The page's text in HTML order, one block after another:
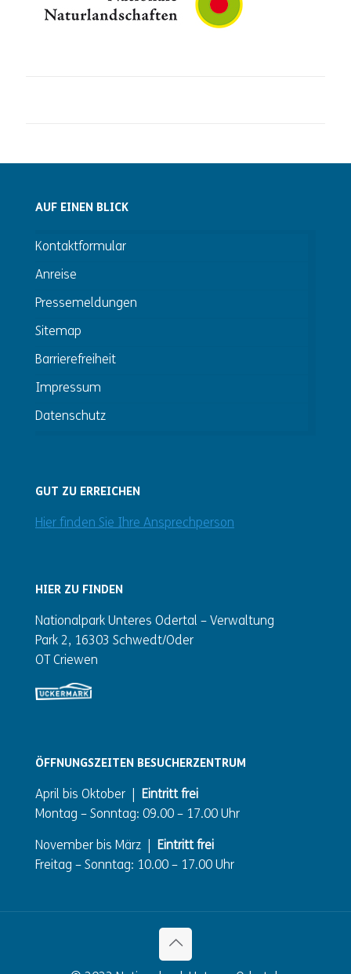
AUF EINEN BLICK
Kontaktformular
Anreise
Pressemeldungen
Sitemap
Barrierefreiheit
Impressum
Datenschutz
GUT ZU ERREICHEN
Hier finden Sie Ihre Ansprechperson
HIER ZU FINDEN
Nationalpark Unteres Odertal – Verwaltung
Park 2, 16303 Schwedt/Oder
OT Criewen
ÖFFNUNGSZEITEN BESUCHERZENTRUM
April bis Oktober | Eintritt frei
Montag – Sonntag: 09.00 – 17.00 Uhr
November bis März | Eintritt frei
Freitag – Sonntag: 10.00 – 17.00 Uhr